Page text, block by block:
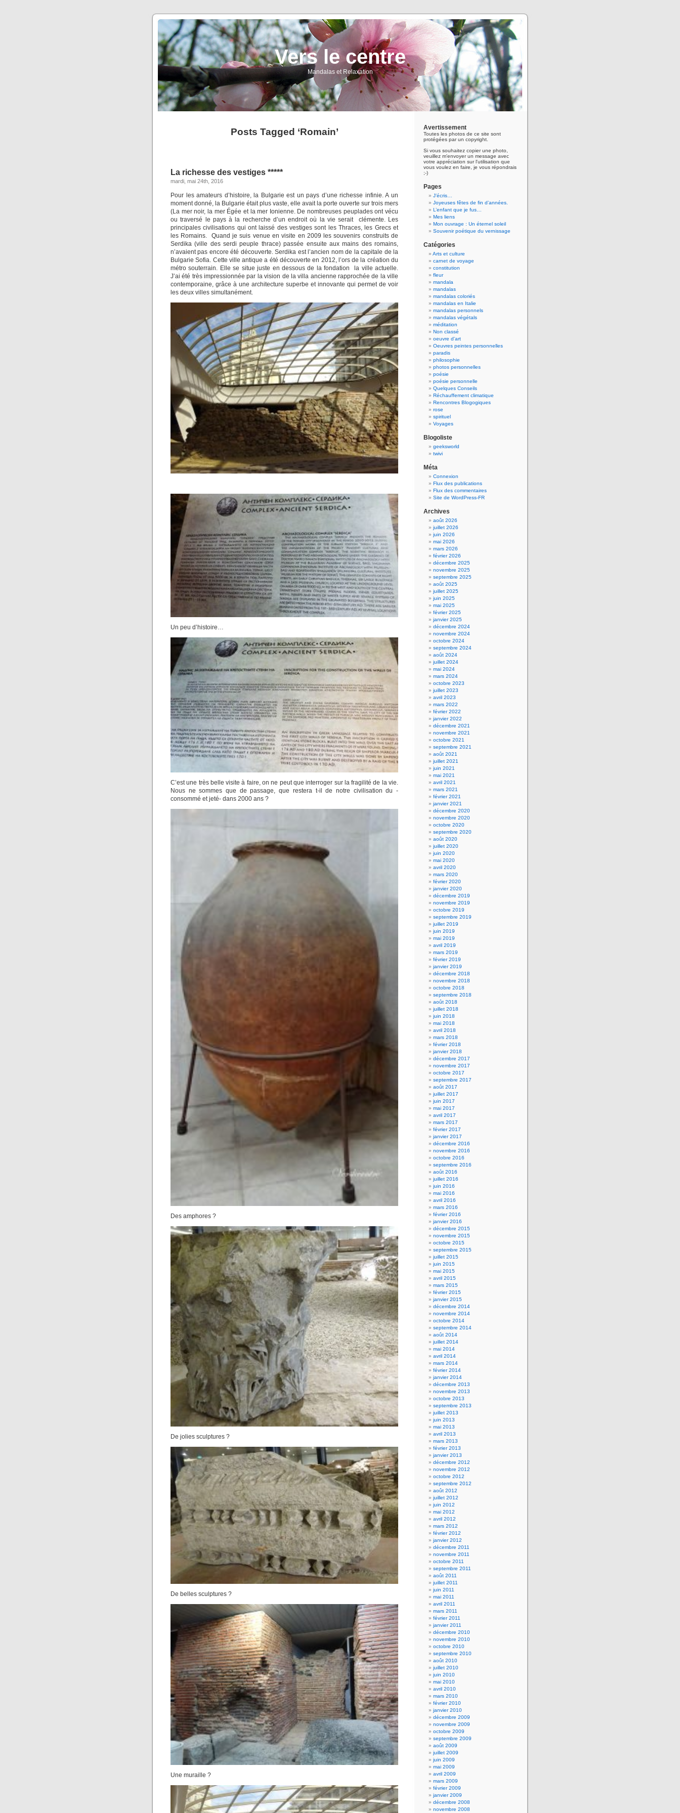
Vers le centre
Mandalas et Relaxation
Posts Tagged ‘Romain’
La richesse des vestiges *****
mardi, mai 24th, 2016
Pour les amateurs d’histoire, la Bulgarie est un pays d’une richesse infinie. A un
moment donné, la Bulgarie était plus vaste, elle avait la porte ouverte sur trois mers
(La mer noir, la mer Égée et la mer Ionienne. De nombreuses peuplades ont vécu
ou traversé le pays à la recherche d’un endroit où la vie serait clémente. Les
principales civilisations qui ont laissé des vestiges sont les Thraces, les Grecs et
les Romains. Quand je suis venue en visite en 2009 les souvenirs construits de
Serdika (ville des serdi peuple thrace) passée ensuite aux mains des romains,
n’avaient pas encore été découverte. Serdika est l’ancien nom de la capitale de la
Bulgarie Sofia. Cette ville antique a été découverte en 2012, l’ors de la création du
métro souterrain. Elle se situe juste en dessous de la fondation la ville actuelle.
J’ai été très impressionnée par la vision de la villa ancienne rapprochée de la ville
contemporaine, grâce à une architecture superbe et innovante qui permet de voir
les deux villes simultanément.
Un peu d’histoire…
C’est une très belle visite à faire, on ne peut que interroger sur la fragilité de la vie.
Nous ne sommes que de passage, que restera t-il de notre civilisation du -
consommé et jeté- dans 2000 ans ?
Des amphores ?
De jolies sculptures ?
De belles sculptures ?
Une muraille ?
Avertissement
Toutes les photos de ce site sont
protégées par un copyright.
Si vous souhaitez copier une photo,
veuillez m'envoyer un message avec
votre appréciation sur l'utilisation que
vous voulez en faire, je vous répondrais
;-)
Pages
J’écris…
Joyeuses fêtes de fin d’années.
L’enfant que je fus…
Mes liens
Mon ouvrage : Un éternel soleil
Souvenir poétique du vernissage
Catégories
Arts et culture
carnet de voyage
constitution
fleur
mandala
mandalas
mandalas coloriés
mandalas en Italie
mandalas personnels
mandalas végétals
méditation
Non classé
oeuvre d'art
Oeuvres peintes personnelles
paradis
philosophie
photos personnelles
poésie
poésie personnelle
Quelques Conseils
Réchauffement climatique
Rencontres Blogogiques
rose
spirituel
Voyages
Blogoliste
geeksworld
twivi
Méta
Connexion
Flux des publications
Flux des commentaires
Site de WordPress-FR
Archives
août 2026
juillet 2026
juin 2026
mai 2026
mars 2026
février 2026
décembre 2025
novembre 2025
septembre 2025
août 2025
juillet 2025
juin 2025
mai 2025
février 2025
janvier 2025
décembre 2024
novembre 2024
octobre 2024
septembre 2024
août 2024
juillet 2024
mai 2024
mars 2024
octobre 2023
juillet 2023
avril 2023
mars 2022
février 2022
janvier 2022
décembre 2021
novembre 2021
octobre 2021
septembre 2021
août 2021
juillet 2021
juin 2021
mai 2021
avril 2021
mars 2021
février 2021
janvier 2021
décembre 2020
novembre 2020
octobre 2020
septembre 2020
août 2020
juillet 2020
juin 2020
mai 2020
avril 2020
mars 2020
février 2020
janvier 2020
décembre 2019
novembre 2019
octobre 2019
septembre 2019
juillet 2019
juin 2019
mai 2019
avril 2019
mars 2019
février 2019
janvier 2019
décembre 2018
novembre 2018
octobre 2018
septembre 2018
août 2018
juillet 2018
juin 2018
mai 2018
avril 2018
mars 2018
février 2018
janvier 2018
décembre 2017
novembre 2017
octobre 2017
septembre 2017
août 2017
juillet 2017
juin 2017
mai 2017
avril 2017
mars 2017
février 2017
janvier 2017
décembre 2016
novembre 2016
octobre 2016
septembre 2016
août 2016
juillet 2016
juin 2016
mai 2016
avril 2016
mars 2016
février 2016
janvier 2016
décembre 2015
novembre 2015
octobre 2015
septembre 2015
juillet 2015
juin 2015
mai 2015
avril 2015
mars 2015
février 2015
janvier 2015
décembre 2014
novembre 2014
octobre 2014
septembre 2014
août 2014
juillet 2014
mai 2014
avril 2014
mars 2014
février 2014
janvier 2014
décembre 2013
novembre 2013
octobre 2013
septembre 2013
juillet 2013
juin 2013
mai 2013
avril 2013
mars 2013
février 2013
janvier 2013
décembre 2012
novembre 2012
octobre 2012
septembre 2012
août 2012
juillet 2012
juin 2012
mai 2012
avril 2012
mars 2012
février 2012
janvier 2012
décembre 2011
novembre 2011
octobre 2011
septembre 2011
août 2011
juillet 2011
juin 2011
mai 2011
avril 2011
mars 2011
février 2011
janvier 2011
décembre 2010
novembre 2010
octobre 2010
septembre 2010
août 2010
juillet 2010
juin 2010
mai 2010
avril 2010
mars 2010
février 2010
janvier 2010
décembre 2009
novembre 2009
octobre 2009
septembre 2009
août 2009
juillet 2009
juin 2009
mai 2009
avril 2009
mars 2009
février 2009
janvier 2009
décembre 2008
novembre 2008